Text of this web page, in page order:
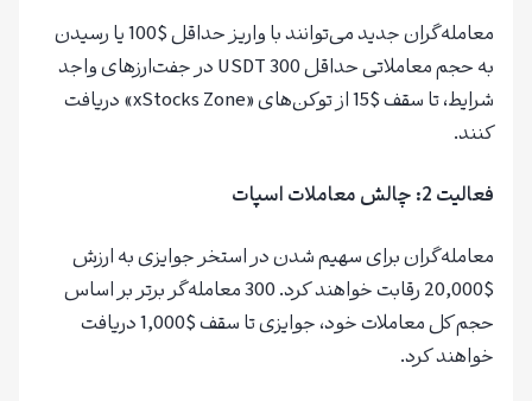
معامله‌گران جدید می‌توانند با واریز حداقل $100 یا رسیدن
به حجم معاملاتی حداقل 300 USDT در جفت‌ارزهای واجد
شرایط، تا سقف $15 از توکن‌های «xStocks Zone» دریافت
کنند.
فعالیت 2: چالش معاملات اسپات
معامله‌گران برای سهیم شدن در استخر جوایزی به ارزش
$20,000 رقابت خواهند کرد. 300 معامله‌گر برتر بر اساس
حجم کل معاملات خود، جوایزی تا سقف $1,000 دریافت
خواهند کرد.